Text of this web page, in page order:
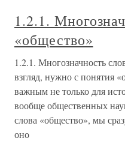
1.2.1.
«общество»
1.2.1. Многозначность
взгляд, нужно с понятия
важным не только для
вообще общественных
слова «общество», мы
оно